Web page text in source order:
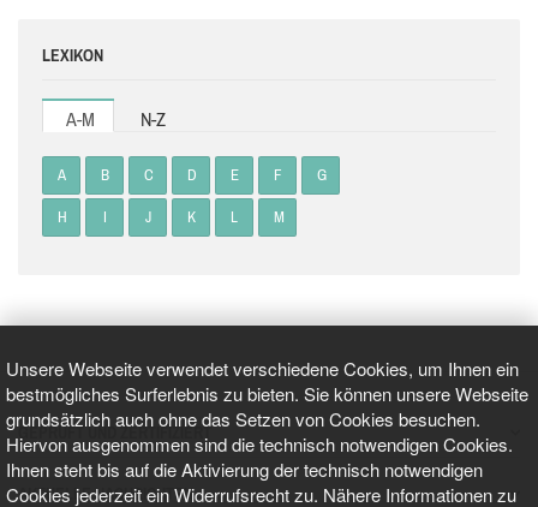
Unsere Webseite verwendet verschiedene Cookies, um Ihnen ein
bestmögliches Surferlebnis zu bieten. Sie können unsere Webseite
grundsätzlich auch ohne das Setzen von Cookies besuchen.
Hiervon ausgenommen sind die technisch notwendigen Cookies.
Ihnen steht bis auf die Aktivierung der technisch notwendigen
Cookies jederzeit ein Widerrufsrecht zu. Nähere Informationen zu
LEXIKON
A-M N-Z
A B C D E F G
H I J K L M
GEPRÜFT UND ZERTIFIZIERT
AKTUELLE NACHRICHTEN